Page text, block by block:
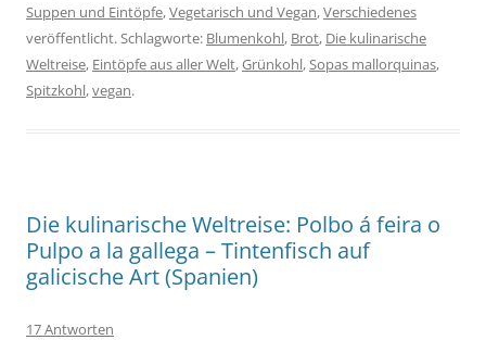
Suppen und Eintöpfe,Vegetarisch und Vegan,Verschiedenes
veröffentlicht. Schlagworte: Blumenkohl, Brot, Die kulinarische
Weltreise, Eintöpfe aus aller Welt,Grünkohl,Sopas mallorquinas,
Spitzkohl,vegan.
Die kulinarische Weltreise: Polbo á feira o
Pulpo a la gallega – Tintenfisch auf
galicische Art (Spanien)
17 Antworten